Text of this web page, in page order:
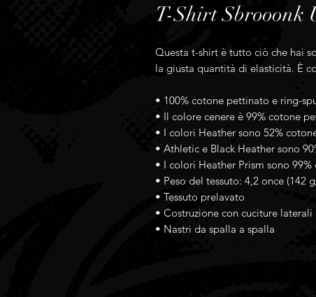
T-Shirt Sbrooonk
Questa t-shirt è tutto ciò che hai
la giusta quantità di elasticità. È
• 100% cotone pettinato e ring-
• Il colore cenere è 99% cotone
• I colori Heather sono 52%
• Athletic e Black Heather sono
• I colori Heather Prism sono
• Peso del tessuto: 4,2 once (142
• Tessuto prelavato
• Costruzione con cuciture laterali
• Nastri da spalla a spalla